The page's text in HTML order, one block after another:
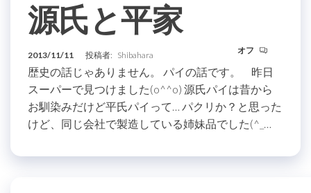
源氏と平家
2013/11/11 投稿者: Shibahara オフ
歴史の話じゃありません。 パイの話です。 昨日
スーパーで見つけました(o^^o) 源氏パイは昔から
お馴染みだけど平氏パイって… パクリか？と思った
けど、同じ会社で製造している姉妹品でした(^_…